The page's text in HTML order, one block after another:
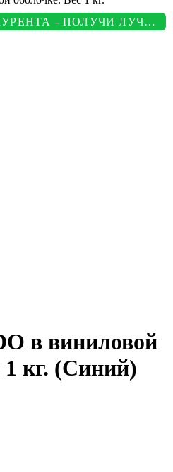
ПОКАЖИ СЧЕТ КОНКУРЕНТА - ПОЛУЧИ ЛУЧШУЮ ЦЕНУ
в виниловой
1 кг. (Синий)